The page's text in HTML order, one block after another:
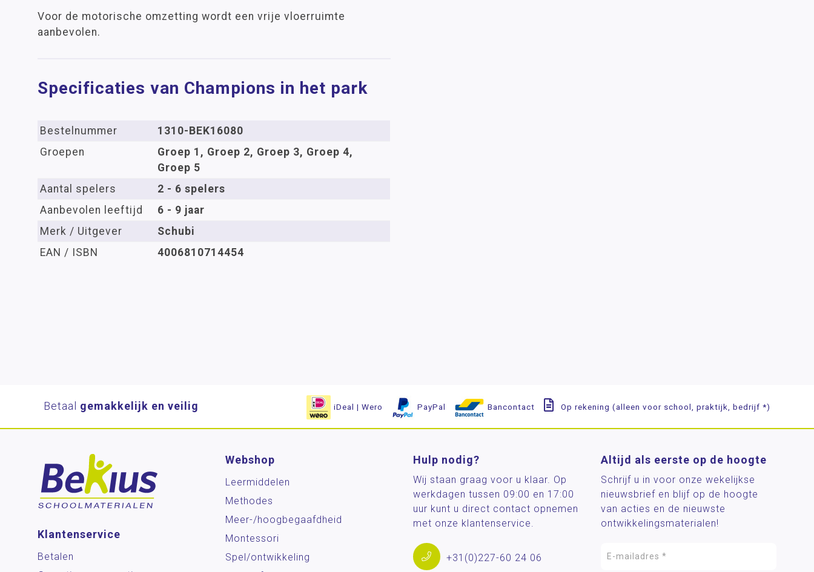
Voor de motorische omzetting wordt een vrije vloerruimte
aanbevolen.
Specificaties van Champions in het park
Bestelnummer
1310-BEK16080
Groepen
Groep 1, Groep 2, Groep 3, Groep 4,
Groep 5
Aantal spelers
2 - 6 spelers
Aanbevolen leeftijd
6 - 9 jaar
Merk / Uitgever
Schubi
EAN / ISBN
4006810714454
Betaal gemakkelijk en veilig iDeal | Wero PayPal Bancontact Op rekening (alleen voor school, praktijk, bedrijf *)
Klantenservice
Betalen
Webshop
Leermiddelen
Methodes
Meer-/hoog­begaafdheid
Montessori
Spel/ontwikkeling
Hulp nodig?
Wij staan graag voor u klaar. Op
werkdagen tussen 09:00 en 17:00
uur kunt u direct contact opnemen
met onze klantenservice.
+31(0)227-60 24 06
Altijd als eerste op de hoogte
Schrijf u in voor onze wekelijkse
nieuwsbrief en blijf op de hoogte
van acties en de nieuwste
ontwikkelingsmaterialen!